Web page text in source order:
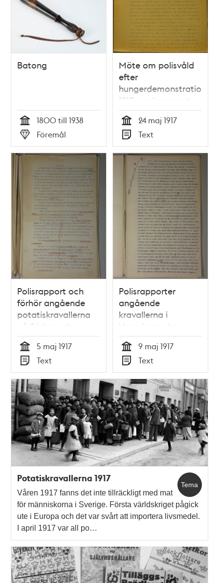
Batong
Tid
1800 till 1938
Typ
Föremål
Möte om polisvåld
efter
hungerdemonstrationer
1917 - polisrapport
Tid
24 maj 1917
Typ
Text
Polisrapport och
förhör angående
potatiskravallerna
på Södermalm
Tid
5 maj 1917
Typ
Text
Polisrapporter
angående
kravallerna i
Hornsbergs hage
den 9 maj 1917
Tid
9 maj 1917
Typ
Text
Tema
Potatiskravallerna 1917
Våren 1917 fanns det inte tillräckligt med mat
för människorna i Sverige. Första världskriget pågick
ute i Europa och det var svårt att importera livsmedel.
I april 1917 var all po…